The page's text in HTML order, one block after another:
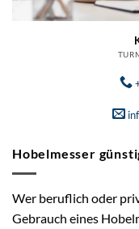
Hobelmesser
Wer beruflich oder
Gebrauch eines